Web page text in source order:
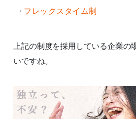
フレックスタイム制
上記の制度を採用している企業の
いですね。